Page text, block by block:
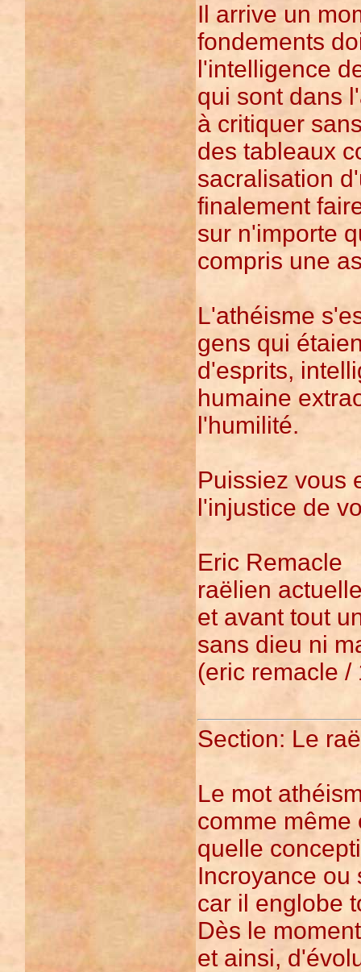
Il arrive un
fondements
l'intelligence
qui sont dans
à critiquer
des tableaux
sacralisation
finalement
sur n'importe
compris une
L'athéisme
gens qui
d'esprits,
humaine
l'humilité.
Puissiez vous
l'injustice de
Eric Remacle
raëlien
et avant tout
sans dieu ni
(eric remacle /
Section: Le
Le mot
comme même
quelle
Incroyance ou
car il englobe
Dès le
et ainsi,